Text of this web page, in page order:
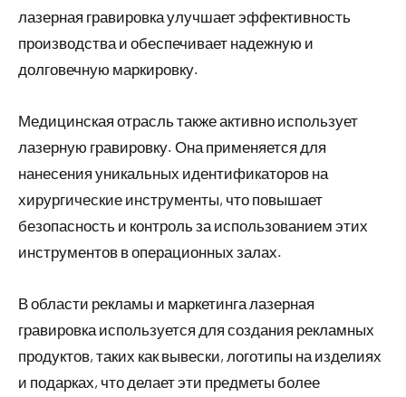
лазерная гравировка улучшает эффективность
производства и обеспечивает надежную и
долговечную маркировку.
Медицинская отрасль также активно использует
лазерную гравировку. Она применяется для
нанесения уникальных идентификаторов на
хирургические инструменты, что повышает
безопасность и контроль за использованием этих
инструментов в операционных залах.
В области рекламы и маркетинга лазерная
гравировка используется для создания рекламных
продуктов, таких как вывески, логотипы на изделиях
и подарках, что делает эти предметы более